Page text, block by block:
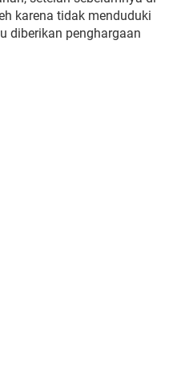
karena tidak menduduki
diberikan penghargaan